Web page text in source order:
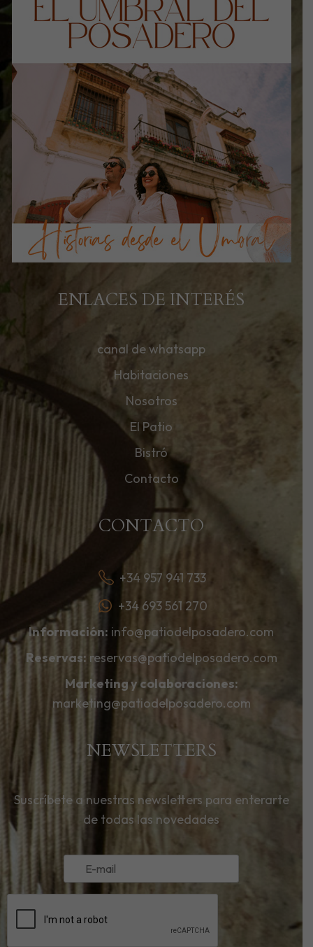
ENLACES DE INTERÉS
canal de whatsapp
Habitaciones
Nosotros
El Patio
Bistró
Contacto
CONTACTO
+34 957 941 733
+34 693 561 270
Información: info@patiodelposadero.com
Reservas: reservas@patiodelposadero.com
Marketing y colaboraciones:
marketing@patiodelposadero.com
NEWSLETTERS
Suscríbete a nuestras newsletters para enterarte
de todas las novedades